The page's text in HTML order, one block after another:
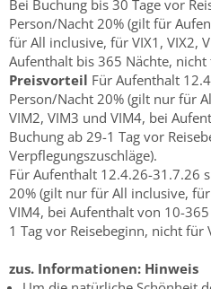
Bei Buchung bis 30 Tage vor
Person/Nacht 20% (gilt für
für All inclusive, für VIX1, VIX2,
Aufenthalt bis 365 Nächte, nicht
Preisvorteil Für Aufenthalt
Person/Nacht 20% (gilt nur für
VIM2, VIM3 und VIM4, bei
Buchung ab 29-1 Tag vor
Verpflegungszuschläge).
Für Aufenthalt 12.4.26-31.7.26
20% (gilt nur für All inclusive,
VIM4, bei Aufenthalt von 10-
1 Tag vor Reisebeginn, nicht für
zus. Informationen: Hinweis